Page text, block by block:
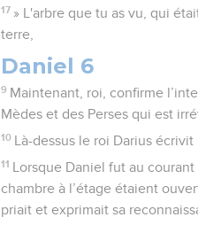
17 » L'arbre que tu as vu, qui
terre,
Daniel 6
9 Maintenant, roi, confirme
Mèdes et des Perses qui est
10 Là-dessus le roi Darius
11
Lorsque Daniel fut au
chambre à l’étage étaient
priait et exprimait sa